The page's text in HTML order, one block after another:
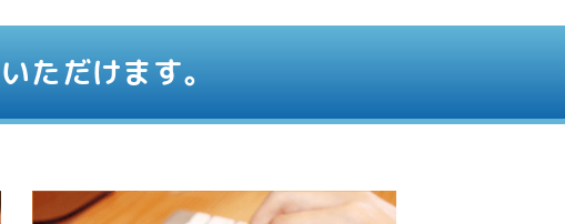
いただけます。